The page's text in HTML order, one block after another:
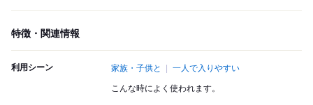
特徴・関連情報
利用シーン 家族・子供と 一人で入りやすい
こんな時によく使われます。